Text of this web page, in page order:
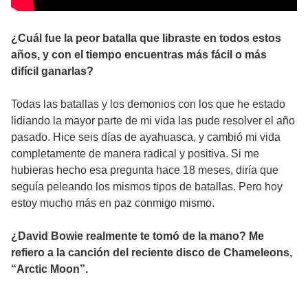
¿Cuál fue la peor batalla que libraste en todos estos
años, y con el tiempo encuentras más fácil o más
difícil ganarlas?
Todas las batallas y los demonios con los que he estado
lidiando la mayor parte de mi vida las pude resolver el año
pasado. Hice seis días de ayahuasca, y cambió mi vida
completamente de manera radical y positiva. Si me
hubieras hecho esa pregunta hace 18 meses, diría que
seguía peleando los mismos tipos de batallas. Pero hoy
estoy mucho más en paz conmigo mismo.
¿David Bowie realmente te tomó de la mano? Me
refiero a la canción del reciente disco de Chameleons,
“Arctic Moon”.